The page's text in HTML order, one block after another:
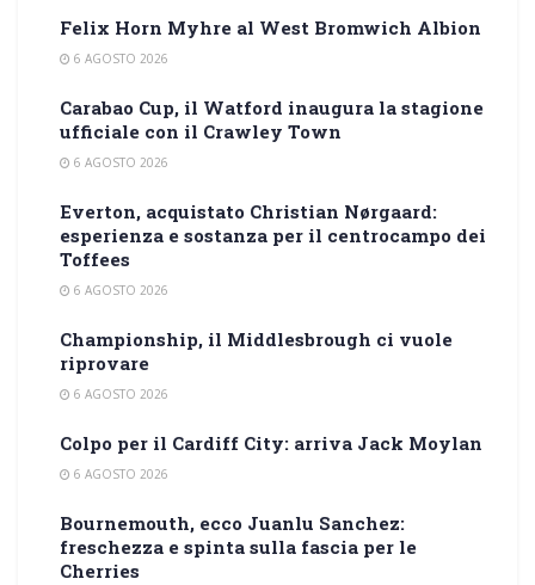
Felix Horn Myhre al West Bromwich Albion
6 AGOSTO 2026
Carabao Cup, il Watford inaugura la stagione
ufficiale con il Crawley Town
6 AGOSTO 2026
Everton, acquistato Christian Nørgaard:
esperienza e sostanza per il centrocampo dei
Toffees
6 AGOSTO 2026
Championship, il Middlesbrough ci vuole
riprovare
6 AGOSTO 2026
Colpo per il Cardiff City: arriva Jack Moylan
6 AGOSTO 2026
Bournemouth, ecco Juanlu Sanchez:
freschezza e spinta sulla fascia per le
Cherries